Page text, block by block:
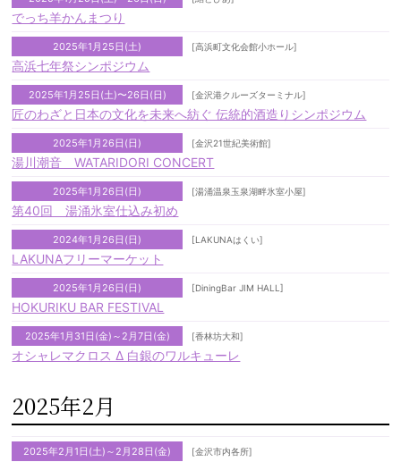
でっち羊かんまつり
2025年1月25日(土) [高浜町文化会館小ホール]
高浜七年祭シンポジウム
2025年1月25日(土)〜26日(日) [金沢港クルーズターミナル]
匠のわざと日本の文化を未来へ紡ぐ 伝統的酒造りシンポジウム
2025年1月26日(日) [金沢21世紀美術館]
湯川潮音 WATARIDORI CONCERT
2025年1月26日(日) [湯涌温泉玉泉湖畔氷室小屋]
第40回 湯涌氷室仕込み初め
2024年1月26日(日) [LAKUNAはくい]
LAKUNAフリーマーケット
2025年1月26日(日) [DiningBar JIM HALL]
HOKURIKU BAR FESTIVAL
2025年1月31日(金)～2月7日(金) [香林坊大和]
オシャレマクロス Δ 白銀のワルキューレ
2025年2月
2025年2月1日(土)～2月28日(金) [金沢市内各所]